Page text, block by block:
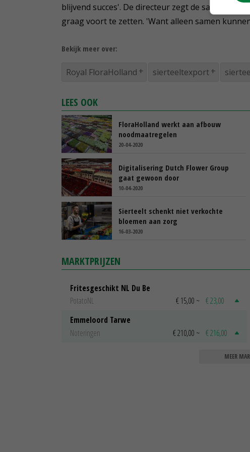
blijvend succes'. De directeur zegt de
graag voort te zetten. 'Want alleen samen
Bekijk meer over:
Royal FloraHolland sierteeltexport
LEES OOK
FloraHolland werkt aan afbouw
noodmaatregelen
20-04-2020
Digitalisering Dutch Flower Group
gaat gewoon door
10-04-2020
Sierteelt schenkt niet verkochte
bloemen aan zorg
16-03-2020
MARKTPRIJZEN
Fritesgeschikt NL Du Be
PotatoNL
€ 15,00 ~ € 23,00
Emmeloord Tarwe
Noteringen
€ 210,00 ~ € 216,00
MEER